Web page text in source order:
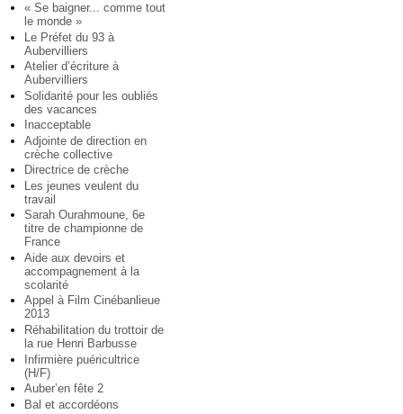
« Se baigner... comme tout
le monde »
Le Préfet du 93 à
Aubervilliers
Atelier d’écriture à
Aubervilliers
Solidarité pour les oubliés
des vacances
Inacceptable
Adjointe de direction en
crèche collective
Directrice de crèche
Les jeunes veulent du
travail
Sarah Ourahmoune, 6e
titre de championne de
France
Aide aux devoirs et
accompagnement à la
scolarité
Appel à Film Cinébanlieue
2013
Réhabilitation du trottoir de
la rue Henri Barbusse
Infirmière puéricultrice
(H/F)
Auber’en fête 2
Bal et accordéons